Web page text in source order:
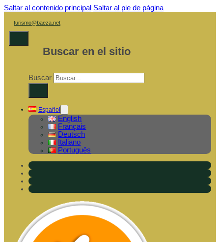
Saltar al contenido principal Saltar al pie de página
turismo@baeza.net
Buscar en el sitio
Buscar
Español
English
Français
Deutsch
Italiano
Português